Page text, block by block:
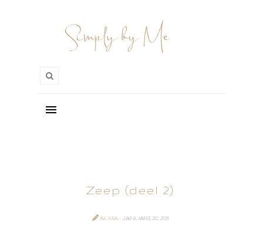
Zeep (deel 2)
ALMA - JANUARI 20, 2011